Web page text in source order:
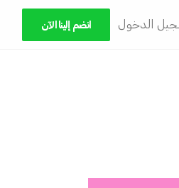
الدخول انضم إلينا الآن